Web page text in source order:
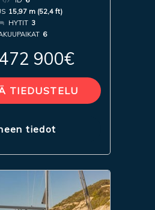
15,97 m (52,4 ft)
HYTIT 3
6
472 900€
TIEDUSTELU
tiedot